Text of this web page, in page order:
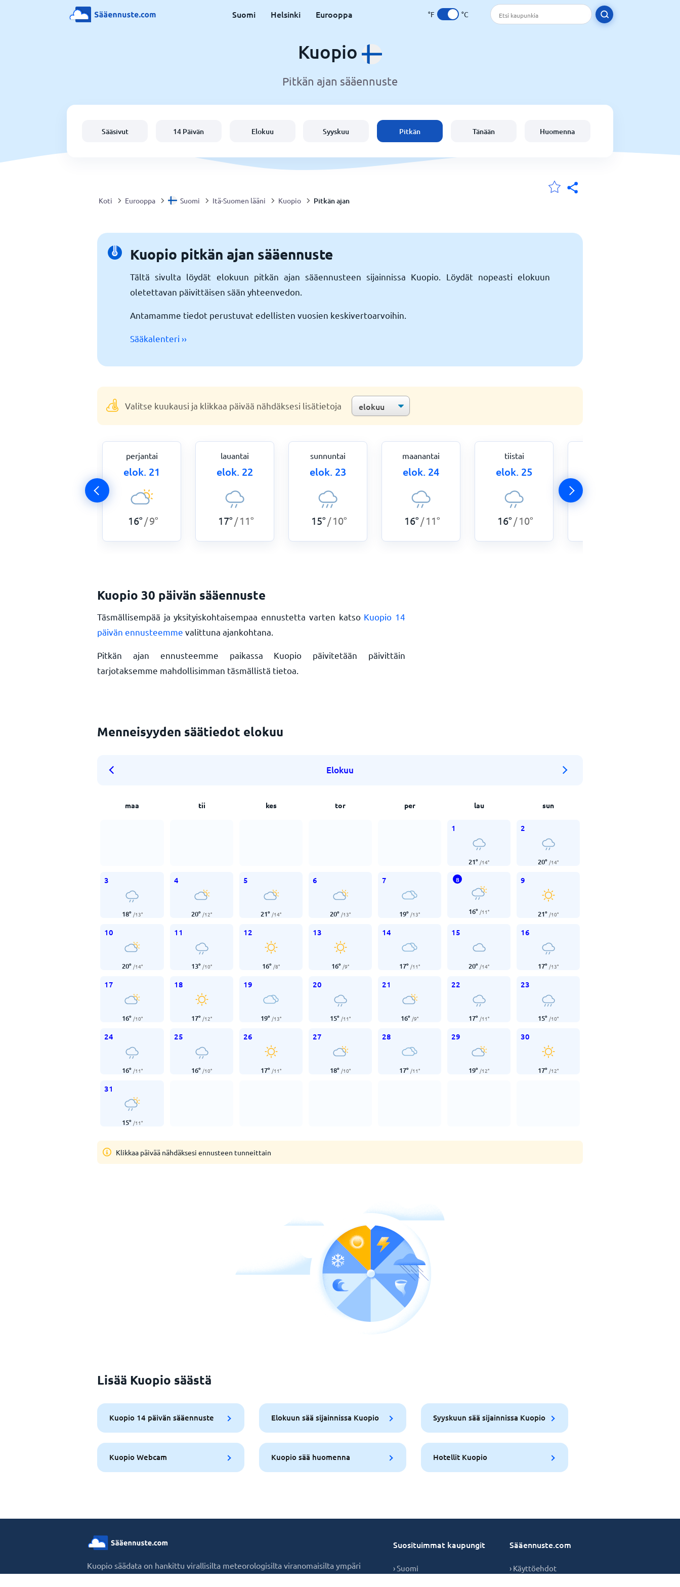
Suomi Helsinki Eurooppa °F °C
Kuopio
Pitkän ajan sääennuste
Sääsivut 14 Päivän Elokuu Syyskuu Pitkän Tänään Huomenna
Koti Eurooppa Suomi Itä-Suomen lääni Kuopio Pitkän ajan
Kuopio pitkän ajan sääennuste
Tältä sivulta löydät elokuun pitkän ajan sääennusteen sijainnissa Kuopio. Löydät nopeasti elokuun
oletettavan päivittäisen sään yhteenvedon.
Antamamme tiedot perustuvat edellisten vuosien keskivertoarvoihin.
Sääkalenteri ››
Valitse kuukausi ja klikkaa päivää nähdäksesi lisätietoja
perjantai
elok. 21
16° /9°
lauantai
elok. 22
17° / 11°
sunnuntai
elok. 23
15° / 10°
maanantai
elok. 24
16° / 11°
tiistai
elok. 25
16° / 10°
Kuopio 30 päivän sääennuste
Täsmällisempää ja yksityiskohtaisempaa ennustetta varten katso Kuopio 14
päivän ennusteemme valittuna ajankohtana.
Pitkän ajan ennusteemme paikassa Kuopio päivitetään päivittäin
tarjotaksemme mahdollisimman täsmällistä tietoa.
Menneisyyden säätiedot elokuu
Elokuu
maa tii kes tor per lau sun
1
21° /14°
2
20° /14°
3
18° /13°
4
20° /12°
5
21° /14°
6
20° /13°
7
19° /13°
8
16° /11°
9
21° /10°
10
20° /14°
11
13° /10°
12
16° /8°
13
16° /9°
14
17° /11°
15
20° /14°
16
17° /13°
17
16° /10°
18
17° /12°
19
19° /13°
20
15° /11°
21
16° /9°
22
17° /11°
23
15° /10°
24
16° /11°
25
16° /10°
26
17° /11°
27
18° /10°
28
17° /11°
29
19° /12°
30
17° /12°
31
15° /11°
Klikkaa päivää nähdäksesi ennusteen tunneittain
Lisää Kuopio säästä
Kuopio 14 päivän sääennuste Elokuun sää sijainnissa Kuopio Syyskuun sää sijainnissa Kuopio
Kuopio Webcam Kuopio sää huomenna Hotellit Kuopio
Kuopio säädata on hankittu virallisilta meteorologisilta viranomaisilta ympäri
Suosituimmat kaupungit
› Suomi
Sääennuste.com
› Käyttöehdot